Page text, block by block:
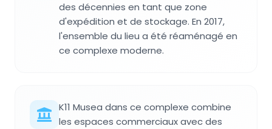
des décennies en tant que zone
d'expédition et de stockage. En 2017,
l'ensemble du lieu a été réaménagé en
ce complexe moderne.
K11 Musea dans ce complexe combine
les espaces commerciaux avec des